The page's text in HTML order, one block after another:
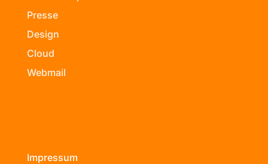
Presse
Design
Cloud
Webmail
Impressum